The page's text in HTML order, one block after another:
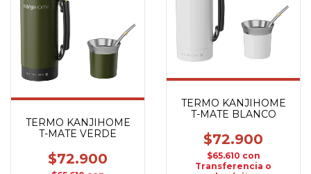
TERMO KANJIHOME
T-MATE VERDE
$72.900
TERMO KANJIHOME
T-MATE BLANCO
$72.900
$65.610 con
Transferencia o